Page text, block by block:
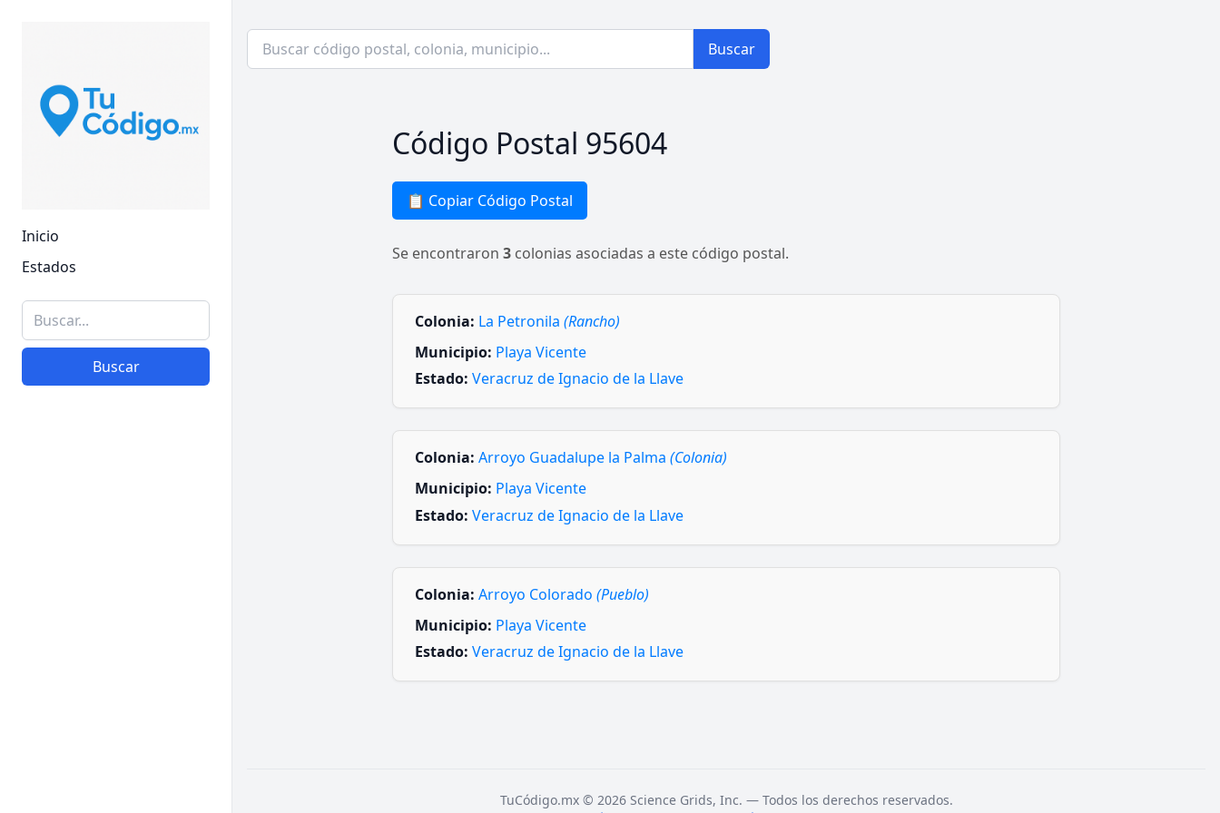
Inicio
Estados
Buscar
Buscar
Código Postal 95604
📋 Copiar Código Postal
Se encontraron 3 colonias asociadas a este código postal.
Colonia: La Petronila (Rancho)
Municipio: Playa Vicente
Estado: Veracruz de Ignacio de la Llave
Colonia: Arroyo Guadalupe la Palma (Colonia)
Municipio: Playa Vicente
Estado: Veracruz de Ignacio de la Llave
Colonia: Arroyo Colorado (Pueblo)
Municipio: Playa Vicente
Estado: Veracruz de Ignacio de la Llave
TuCódigo.mx © 2026 Science Grids, Inc. — Todos los derechos reservados.